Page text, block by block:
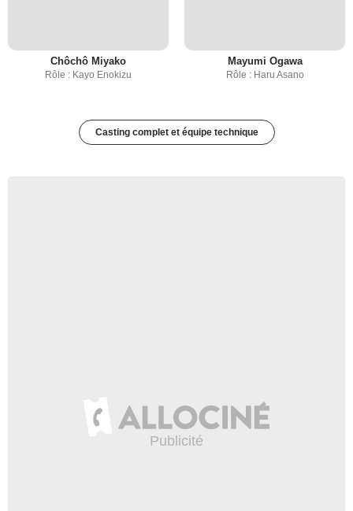
Chôchô Miyako
Rôle : Kayo Enokizu
Mayumi Ogawa
Rôle : Haru Asano
Casting complet et équipe technique